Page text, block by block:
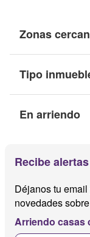
Zonas
Tipo
En arriendo
Recibe
Déjanos tu
novedades sobre
Arriendo casas